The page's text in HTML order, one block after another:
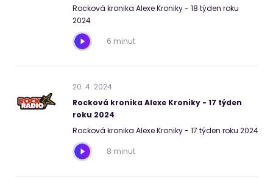
Rocková kronika Alexe Kroniky - 18 týden roku
2024
6 minut
20. 4. 2024
Rocková kronika Alexe Kroniky - 17 týden
roku 2024
Rocková kronika Alexe Kroniky - 17 týden roku 2024
8 minut